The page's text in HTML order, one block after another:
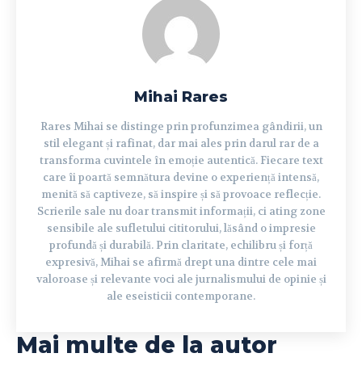
Mihai Rares
Rares Mihai se distinge prin profunzimea gândirii, un
stil elegant și rafinat, dar mai ales prin darul rar de a
transforma cuvintele în emoție autentică. Fiecare text
care îi poartă semnătura devine o experiență intensă,
menită să captiveze, să inspire și să provoace reflecție.
Scrierile sale nu doar transmit informații, ci ating zone
sensibile ale sufletului cititorului, lăsând o impresie
profundă și durabilă. Prin claritate, echilibru și forță
expresivă, Mihai se afirmă drept una dintre cele mai
valoroase și relevante voci ale jurnalismului de opinie și
ale eseisticii contemporane.
Mai multe de la autor